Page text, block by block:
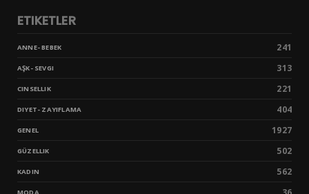
ETIKETLER
ANNE- BEBEK 241
AŞK- SEVGI 313
CINSELLIK 221
DIYET- ZAYIFLAMA 404
GENEL 1927
GÜZELLIK 502
KADIN 562